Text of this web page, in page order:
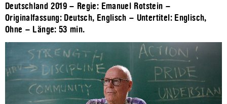
Deutschland 2019 – Regie: Emanuel Rotstein –
Originalfassung: Deutsch, Englisch – Untertitel: Englisch,
Ohne – Länge:53 min.